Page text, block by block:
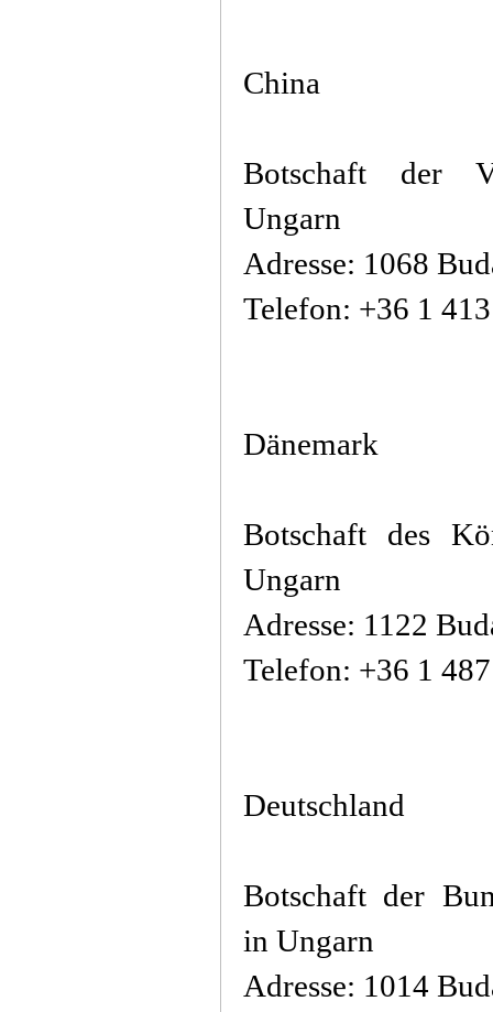
China
Botschaft der
Ungarn
Adresse: 1068
Telefon: +36 1
Dänemark
Botschaft des
Ungarn
Adresse: 1122
Telefon: +36 1
Deutschland
Botschaft der
in Ungarn
Adresse: 1014